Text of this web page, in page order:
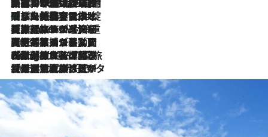
2026.8.6
「荷物が増えるほど旅ストレスは増す」美容ジャーナリストがたどり着いた最終結論。“化粧品を劇的に減らす”感動の凝縮美容とは
2026.8.6
「旅先には金髪ウィッグを持参」日本と同じメイクでは損してる!? 美容ジャーナリストが提案する“掟破りの旅美容”とは
2026.8.6
【厳選旅コスメ】「身軽さ＆UV対策重視！」ヘアアーティストshucoが選んだ夏旅ベストコスメを発表【Mサイズジップ】
2026.8.5
【厳選旅コスメ】国内をあちこち移動する河井菜摘が選んだ夏旅ベストコスメ発表！「リラックスアイテムはマスト」【Mサイズジップ】
2026.8.4
【厳選旅コスメ】「紫外線＆乾燥対策しながらメイク感も！」ヘア＆メイクGeorgeが選んだ夏旅ベストコスメを発表！【Mサイズジップ】
2026.8.3
【厳選旅コスメ】「保湿もタイパ重視！」“サウナ好き”タレント清水みさとが愛用する夏旅ベストコスメを発表！【Mサイズジップ】